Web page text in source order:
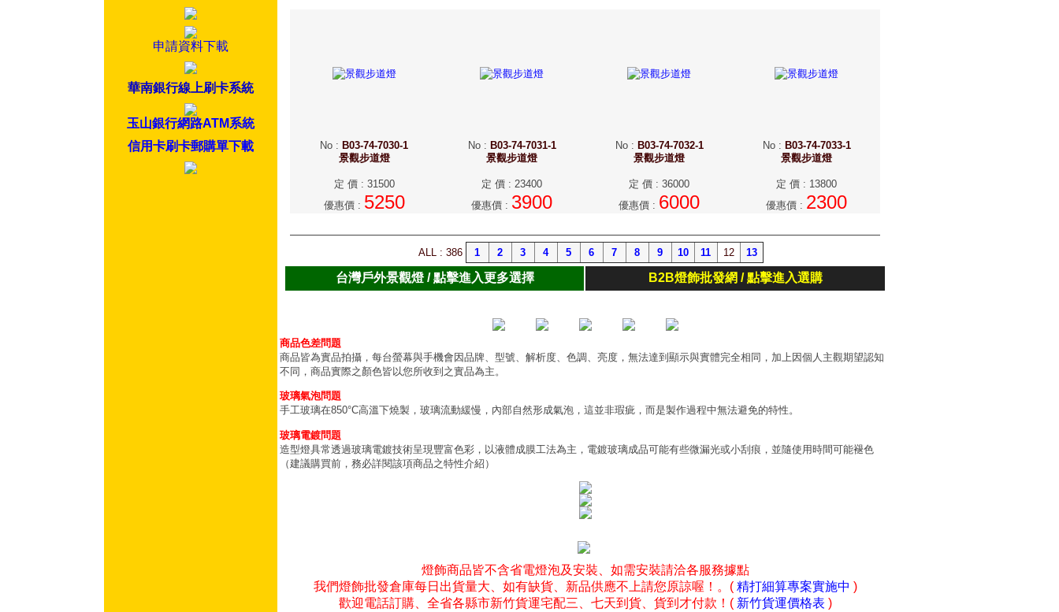
申請資料下載
華南銀行線上刷卡系統
玉山銀行網路ATM系統
信用卡刷卡郵購單下載
No : B03-74-7030-1
景觀步道燈
定 價: 31500
優惠價: 5250
No: B03-74-7031-1
景觀步道燈
定 價 : 23400
優惠價 : 3900
No: B03-74-7032-1
景觀步道燈
定 價 : 36000
優惠價 : 6000
No: B03-74-7033-1
景觀步道燈
定 價 : 13800
優惠價 : 2300
ALL : 386 1 2 3 4 5 6 7 8 9 10 11 12 13
台灣戶外景觀燈 / 點擊進入更多選擇 B2B燈飾批發網 / 點擊進入選購
商品色差問題
商品皆為實品拍攝，每台螢幕與手機會因品牌、型號、解析度、色調、亮度，無法達到顯示與實體完全相同，加上因個人主觀期望認知
不同，商品實際之顏色皆以您所收到之實品為主。
玻璃氣泡問題
手工玻璃在850°C高溫下燒製，玻璃流動緩慢，內部自然形成氣泡，這並非瑕疵，而是製作過程中無法避免的特性。
玻璃電鍍問題
造型燈具常透過玻璃電鍍技術呈現豐富色彩，以液體成膜工法為主，電鍍玻璃成品可能有些微漏光或小刮痕，並隨使用時間可能褪色
（建議購買前，務必詳閱該項商品之特性介紹）
燈飾商品皆不含省電燈泡及安裝、如需安裝請洽各服務據點
我們燈飾批發倉庫每日出貨量大、如有缺貨、新品供應不上請您原諒喔！。( 精打細算專案實施中 )
歡迎電話訂購、全省各縣市新竹貨運宅配三、七天到貨、貨到才付款！( 新竹貨運價格表 )